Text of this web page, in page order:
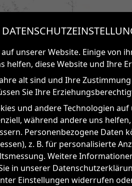
unserer Website. Einige von
helfen, diese Website und Ihre
alt sind und Ihre
Sie Ihre
und andere Technologien
während andere uns
Personenbezogene Daten
z. B. für personalisierte
Weitere
in unserer
Einstellungen widerrufen